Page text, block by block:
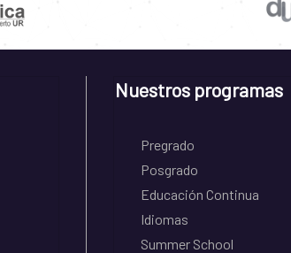
Nuestros programas
Pregrado
Posgrado
Educación Continua
Idiomas
Summer School